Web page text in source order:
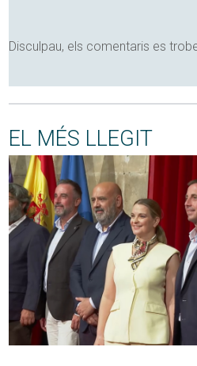
Disculpau, els comentaris es
EL MÉS LLEGIT